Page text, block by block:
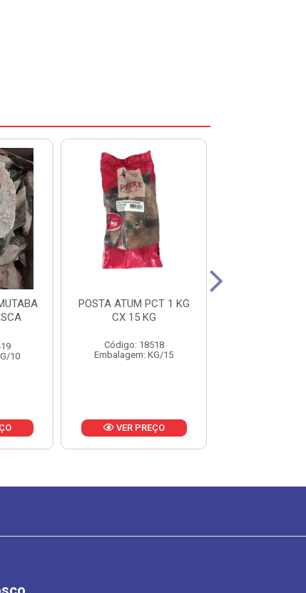
10
POSTA ATUM PCT 1 KG
CX 15 KG
Código: 18518
Embalagem: KG/15
VER PREÇO